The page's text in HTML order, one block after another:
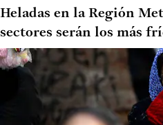
Heladas en la Región
sectores serán los más